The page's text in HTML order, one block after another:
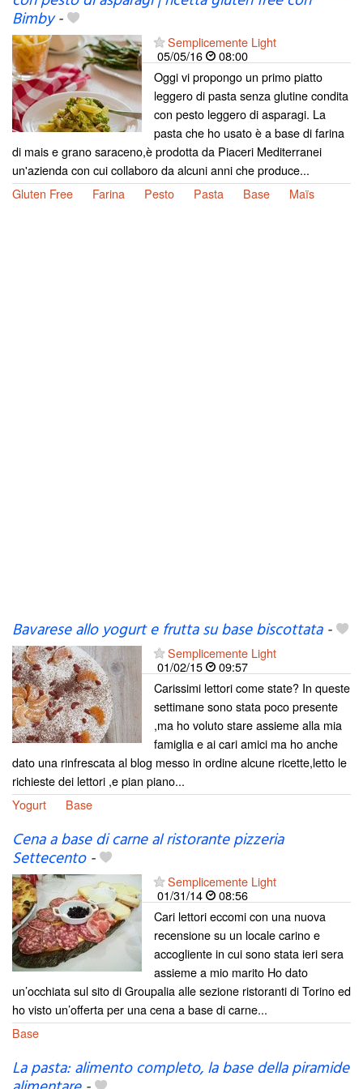
Bimby-
Semplicemente Light
05/05/16
08:00
Oggi vi propongo un primo piatto
leggero di pasta senza glutine condita
con pesto leggero di asparagi. La
pasta che ho usato è a base di farina
di mais e grano saraceno,è prodotta da Piaceri Mediterranei
un'azienda con cui collaboro da alcuni anni che produce...
Gluten Free
Farina Pesto Pasta Base Maïs
Bavarese allo yogurt e frutta su base biscottata-
Semplicemente Light
01/02/15
09:57
Carissimi lettori come state? In queste
settimane sono stata poco presente
,ma ho voluto stare assieme alla mia
famiglia e ai cari amici ma ho anche
dato una rinfrescata al blog messo in ordine alcune ricette,letto le
richieste dei lettori ,e pian piano...
Yogurt
Base
Cena a base di carne al ristorante pizzeria
Settecento-
Semplicemente Light
01/31/14
08:56
Cari lettori eccomi con una nuova
recensione su un locale carino e
accogliente in cui sono stata ieri sera
assieme a mio marito Ho dato
un’occhiata sul sito di Groupalia alle sezione ristoranti di Torino ed
ho visto un’offerta per una cena a base di carne...
Base
La pasta: alimento completo, la base della piramide